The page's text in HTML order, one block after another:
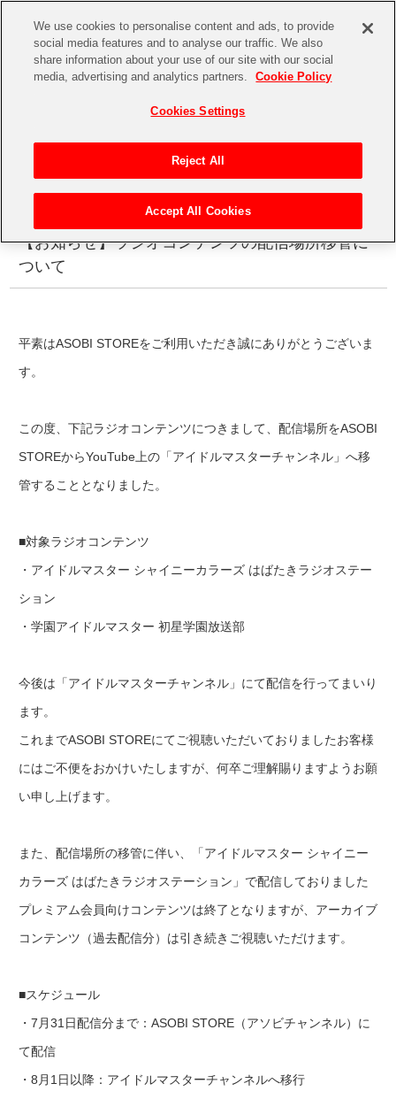
CHANNEL STORE EVENT
STORE
ASOBI STORE TOP
CD / Blu-ray
ASOBI TICKET ASOBI STAGE
お知らせ
【お知らせ】ラジオコンテンツの配信場所移管に
ついて
平素はASOBI STOREをご利用いただき誠にありがとうございま
す。
この度、下記ラジオコンテンツにつきまして、配信場所をASOBI
STOREからYouTube上の「アイドルマスターチャンネル」へ移
管することとなりました。
■対象ラジオコンテンツ
・アイドルマスター シャイニーカラーズ はばたきラジオステー
ション
・学園アイドルマスター 初星学園放送部
今後は「アイドルマスターチャンネル」にて配信を行ってまいり
ます。
これまでASOBI STOREにてご視聴いただいておりましたお客様
にはご不便をおかけいたしますが、何卒ご理解賜りますようお願
い申し上げます。
また、配信場所の移管に伴い、「アイドルマスター シャイニー
カラーズ はばたきラジオステーション」で配信しておりました
プレミアム会員向けコンテンツは終了となりますが、アーカイブ
コンテンツ（過去配信分）は引き続きご視聴いただけます。
■スケジュール
・7月31日配信分まで：ASOBI STORE（アソビチャンネル）に
て配信
・8月1日以降：アイドルマスターチャンネルへ移行
We use cookies to personalise content and ads, to provide
social media features and to analyse our traffic. We also
share information about your use of our site with our social
media, advertising and analytics partners.
Cookie Policy
Cookies Settings
Reject All
Accept All Cookies